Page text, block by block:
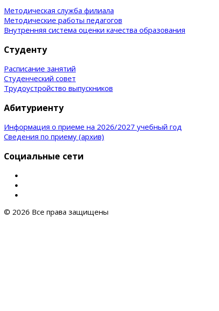
Методическая служба филиала
Методические работы педагогов
Внутренняя система оценки качества образования
Студенту
Расписание занятий
Студенческий совет
Трудоустройство выпускников
Абитуриенту
Информация о приеме на 2026/2027 учебный год
Сведения по приему (архив)
Социальные сети
© 2026 Все права защищены